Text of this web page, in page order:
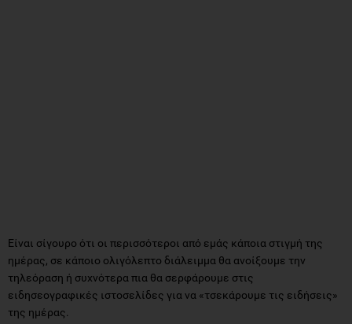
Είναι σίγουρο ότι οι περισσότεροι από εμάς κάποια στιγμή της
ημέρας, σε κάποιο ολιγόλεπτο διάλειμμα θα ανοίξουμε την
τηλεόραση ή συχνότερα πια θα σερφάρουμε στις
ειδησεογραφικές ιστοσελίδες για να «τσεκάρουμε τις ειδήσεις»
της ημέρας.